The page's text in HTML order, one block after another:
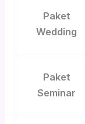
Paket
Wedding
Paket
Seminar